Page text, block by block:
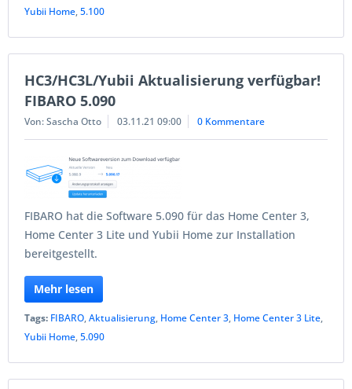
Yubii Home,5.100
HC3/HC3L/Yubii Aktualisierung verfügbar!
FIBARO 5.090
Von: Sascha Otto 03.11.21 09:00 0 Kommentare
FIBARO hat die Software 5.090 für das Home Center 3,
Home Center 3 Lite und Yubii Home zur Installation
bereitgestellt.
Mehr lesen
Tags: FIBARO,Aktualisierung, Home Center 3, Home Center 3 Lite,
Yubii Home,5.090